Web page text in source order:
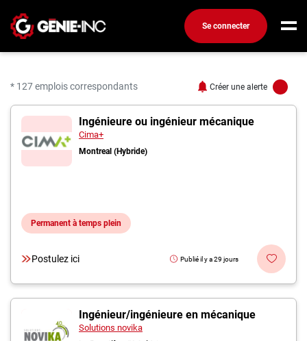
Se connecter
Créez un compte
Emplois
Recherchez un emploi
Compagnies
Ma boîte à outils
Conseils carrière
Inscrivez-vous à l'infolettre
* 127 emplois correspondants Créer une alerte
127 offres pour
Ingénieure ou ingénieur mécanique
Cima+
Montreal (Hybride)
Permanent à temps plein
Postulez ici Publié il y a 29 jours
Ingénieur/ingénieure en mécanique
Solutions novika